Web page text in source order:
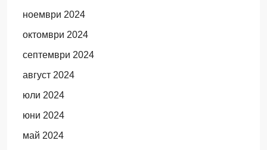
ноември 2024
октомври 2024
септември 2024
август 2024
юли 2024
юни 2024
май 2024